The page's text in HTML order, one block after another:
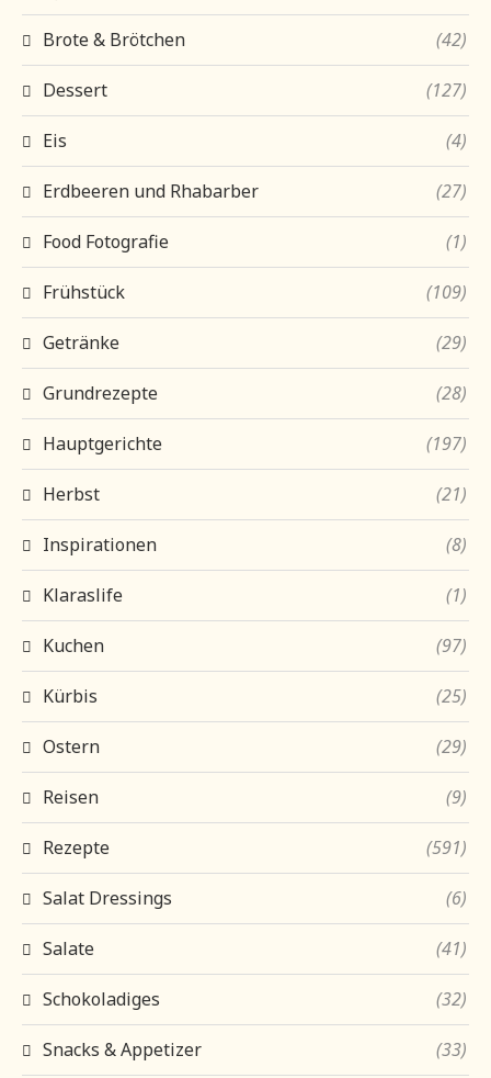
Brote & Brötchen (42)
Dessert (127)
Eis (4)
Erdbeeren und Rhabarber (27)
Food Fotografie (1)
Frühstück (109)
Getränke (29)
Grundrezepte (28)
Hauptgerichte (197)
Herbst (21)
Inspirationen (8)
Klaraslife (1)
Kuchen (97)
Kürbis (25)
Ostern (29)
Reisen (9)
Rezepte (591)
Salat Dressings (6)
Salate (41)
Schokoladiges (32)
Snacks & Appetizer (33)